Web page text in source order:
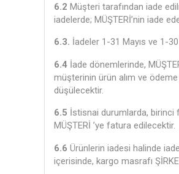
6.2 Müşteri tarafından iade
iadelerde; MÜŞTERİ’nin iade
6.3. İadeler 1-31 Mayıs ve 1-
6.4İade dönemlerinde,
müşterinin ürün alım ve
düşülecektir.
6.5 İstisnai durumlarda, birinci
MÜŞTERİ ’ye fatura edilecektir.
6.6 Ürünlerin iadesi halinde
içerisinde, kargo masrafı